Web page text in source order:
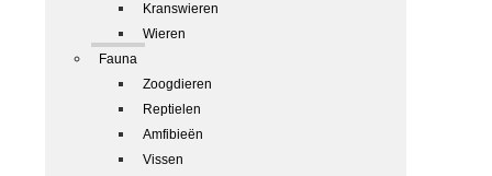
Kranswieren
Wieren
Fauna
Zoogdieren
Reptielen
Amfibieën
Vissen